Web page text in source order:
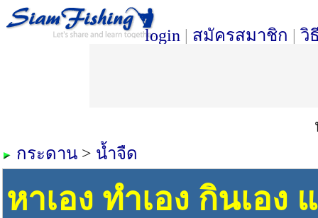
login | สมัครสมาชิก | วิ
กระดาน > น้ำจืด
หาเอง ทำเอง กินเอง